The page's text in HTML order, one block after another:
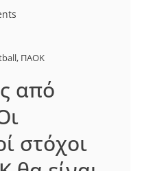
, ΠΑΟΚ
από
στόχοι